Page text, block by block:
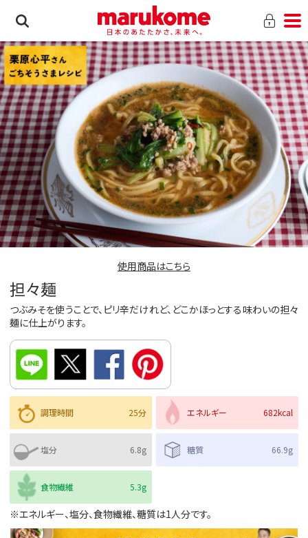
使用商品はこちら
担々麺
つぶみそを使うことで、ピリ辛だけれど、どこかほっとする味わいの担々
麺に仕上がります。
調理時間 25分 エネルギー 682kcal
塩分 6.8g 糖質 66.9g
食物繊維 5.3g
※エネルギー、塩分、食物繊維、糖質は1人分です。